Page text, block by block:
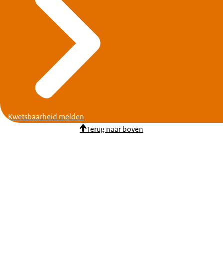
Kwetsbaarheid melden
Terug naar boven